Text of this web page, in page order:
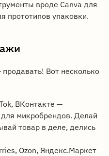
вроде Canva для
прототипов упаковки.
Вот несколько
ВКонтакте —
микробрендов. Делай
товар в деле, делись
Ozon, Яндекс.Маркет